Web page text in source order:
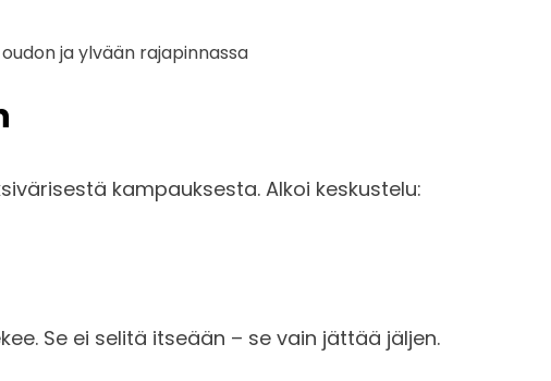
ja ylvään rajapinnassa
kampauksesta. Alkoi keskustelu:
Se ei selitä itseään – se vain jättää jäljen.